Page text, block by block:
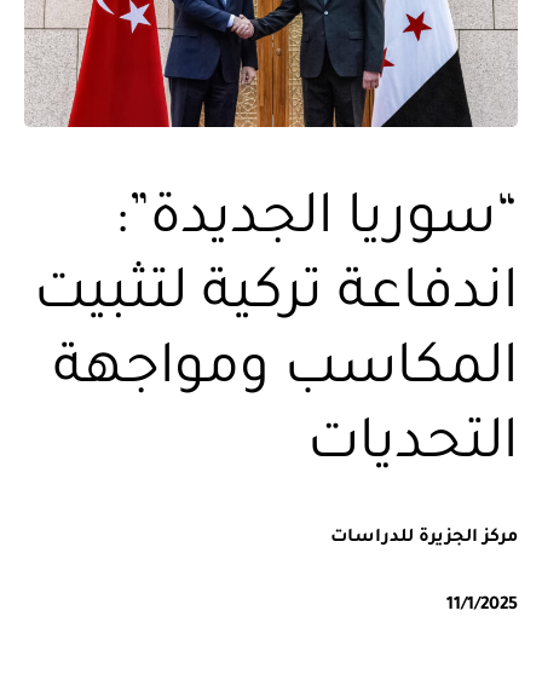
“سوريا الجديدة”:
اندفاعة تركية لتثبيت
المكاسب ومواجهة
التحديات
مركز الجزيرة للدراسات
11/1/2025